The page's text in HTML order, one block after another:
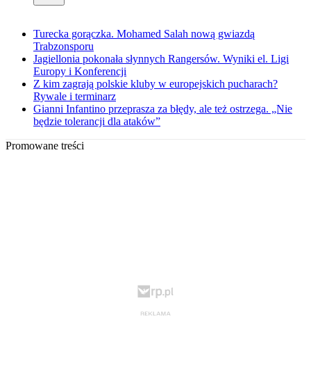
Turecka gorączka. Mohamed Salah nową gwiazdą
Trabzonsporu
Jagiellonia pokonała słynnych Rangersów. Wyniki el. Ligi
Europy i Konferencji
Z kim zagrają polskie kluby w europejskich pucharach?
Rywale i terminarz
Gianni Infantino przeprasza za błędy, ale też ostrzega. „Nie
będzie tolerancji dla ataków”
Promowane treści